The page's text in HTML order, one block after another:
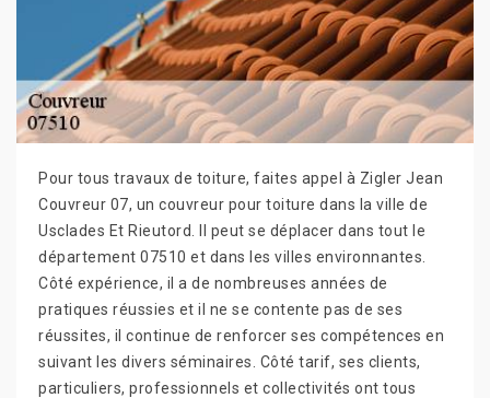
Pour tous travaux de toiture, faites appel à Zigler Jean
Couvreur 07, un couvreur pour toiture dans la ville de
Usclades Et Rieutord. Il peut se déplacer dans tout le
département 07510 et dans les villes environnantes.
Côté expérience, il a de nombreuses années de
pratiques réussies et il ne se contente pas de ses
réussites, il continue de renforcer ses compétences en
suivant les divers séminaires. Côté tarif, ses clients,
particuliers, professionnels et collectivités ont tous